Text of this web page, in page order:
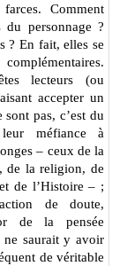
Comment
personnage ?
? En fait, elles se
lecteurs (ou
accepter un
pas, c’est du
méfiance à
– ceux de la
de la religion, de
de l’Histoire – ;
de doute,
de la pensée
ne saurait y avoir
de véritable